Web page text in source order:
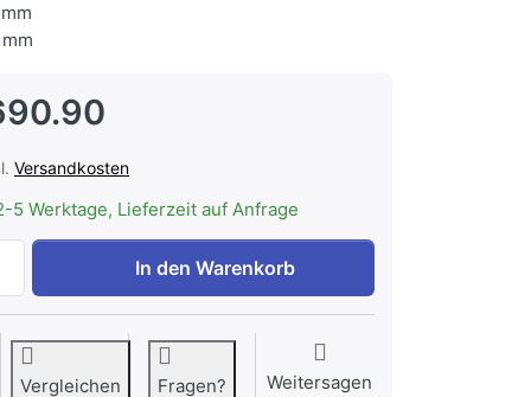
Versandkosten
5 Werktage, Lieferzeit auf Anfrage
AEG BOGESKM Kombi-Steam Chrom mit Antifingerprint
In den Warenkorb
Vergleichen Fragen? Weitersagen